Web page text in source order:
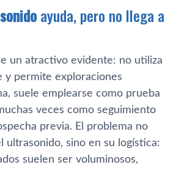
ayuda, pero no llega a
un atractivo evidente: no utiliza
y permite exploraciones
suele emplearse como prueba
veces como seguimiento
previa. El problema no
ultrasonido, sino en su logística:
suelen ser voluminosos,